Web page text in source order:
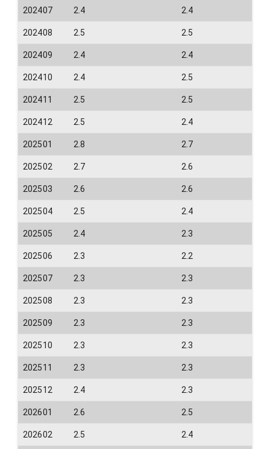
202407 2.4 2.4
202408 2.5 2.5
202409 2.4 2.4
202410 2.4 2.5
202411 2.5 2.5
202412 2.5 2.4
202501 2.8 2.7
202502 2.7 2.6
202503 2.6 2.6
202504 2.5 2.4
202505 2.4 2.3
202506 2.3 2.2
202507 2.3 2.3
202508 2.3 2.3
202509 2.3 2.3
202510 2.3 2.3
202511 2.3 2.3
202512 2.4 2.3
202601 2.6 2.5
202602 2.5 2.4